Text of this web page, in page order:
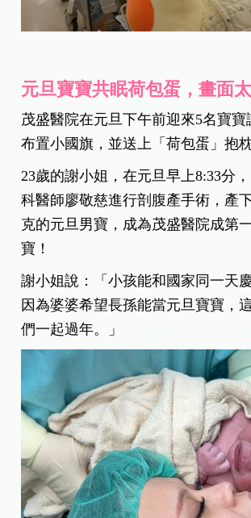
元旦寶寶共眠荷包蛋，畫面
茂盛醫院在元旦下午前迎來5名寶
布置小國旗，並送上「荷包蛋」抱
23歲的謝小姐，在元旦早上8:33分
科醫師廖敬慈進行剖腹產手術，產
克的元旦男寶，成為茂盛醫院成第
寶！
謝小姐說：「小孩能和國家同一天
因為婆婆希望長孫能當元旦寶寶，
們一起過年。」